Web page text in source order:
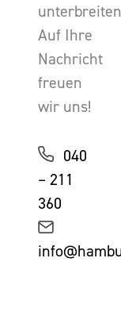
Auf Ihre
Nachricht
freuen
wir uns!
040
– 211
360